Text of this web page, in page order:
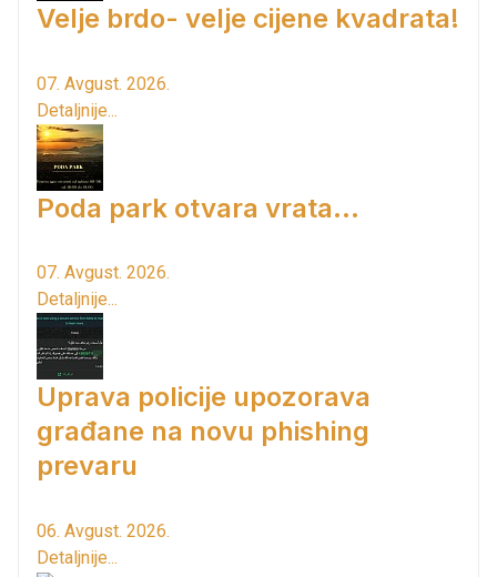
Velje brdo- velje cijene kvadrata!
07. Avgust. 2026.
Detaljnije...
Poda park otvara vrata...
07. Avgust. 2026.
Detaljnije...
Uprava policije upozorava
građane na novu phishing
prevaru
06. Avgust. 2026.
Detaljnije...